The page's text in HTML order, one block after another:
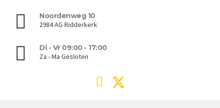
Noordenweg 10
2984 AG Ridderkerk
Di - Vr 09:00 - 17:00
Za - Ma Gesloten